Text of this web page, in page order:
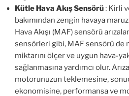
Kütle Hava Akış Sensörü: Kirli
bakımından zengin havaya
Hava Akışı (MAF) sensörü
sensörleri gibi, MAF sensörü de
miktarını ölçer ve uygun hava-
sağlanmasına yardımcı olur.
motorunuzun teklemesine,
ekonomisine, performansa ve